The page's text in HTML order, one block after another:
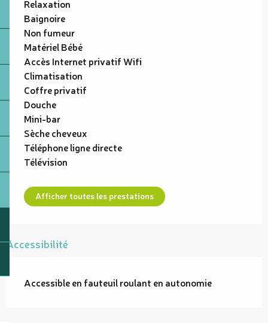
Relaxation
Baignoire
Non fumeur
Matériel Bébé
Accès Internet privatif Wifi
Climatisation
Coffre privatif
Douche
Mini-bar
Sèche cheveux
Téléphone ligne directe
Télévision
Afficher toutes les prestations
Accessibilité
Accessible en fauteuil roulant en autonomie